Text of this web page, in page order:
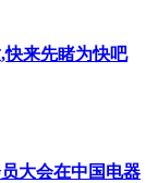
来先睹为快吧
大会在中国电器